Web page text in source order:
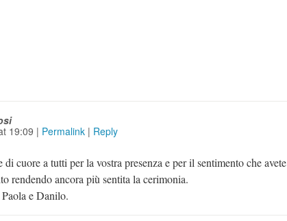
19:09 | Permalink| Reply
di cuore a tutti per la vostra presenza e per il sentimento che avete
rendendo ancora più sentita la cerimonia.
e Danilo.